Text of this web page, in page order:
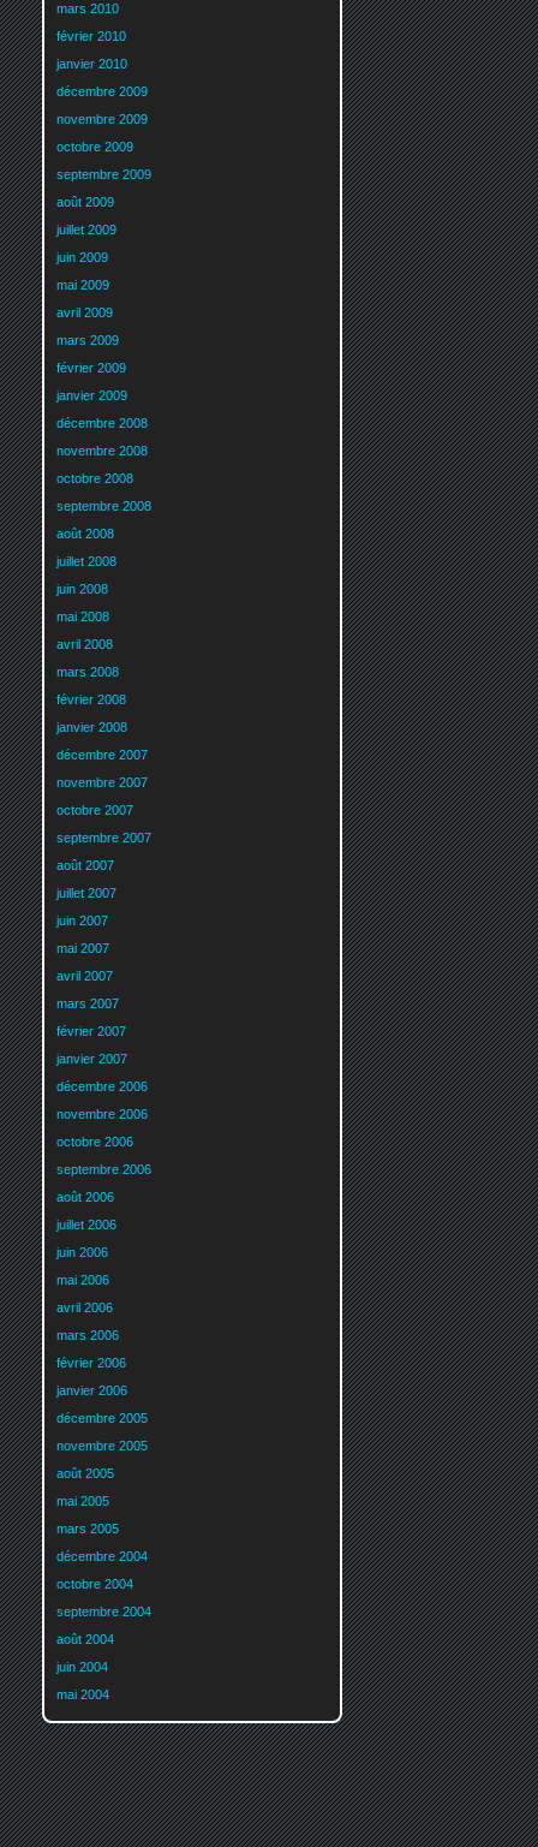
mars 2010
février 2010
janvier 2010
décembre 2009
novembre 2009
octobre 2009
septembre 2009
août 2009
juillet 2009
juin 2009
mai 2009
avril 2009
mars 2009
février 2009
janvier 2009
décembre 2008
novembre 2008
octobre 2008
septembre 2008
août 2008
juillet 2008
juin 2008
mai 2008
avril 2008
mars 2008
février 2008
janvier 2008
décembre 2007
novembre 2007
octobre 2007
septembre 2007
août 2007
juillet 2007
juin 2007
mai 2007
avril 2007
mars 2007
février 2007
janvier 2007
décembre 2006
novembre 2006
octobre 2006
septembre 2006
août 2006
juillet 2006
juin 2006
mai 2006
avril 2006
mars 2006
février 2006
janvier 2006
décembre 2005
novembre 2005
août 2005
mai 2005
mars 2005
décembre 2004
octobre 2004
septembre 2004
août 2004
juin 2004
mai 2004